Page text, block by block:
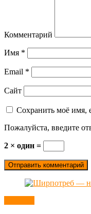
Комментарий
Имя *
Email *
Сайт
Сохранить моё имя,
Пожалуйста, введите
2 × один =